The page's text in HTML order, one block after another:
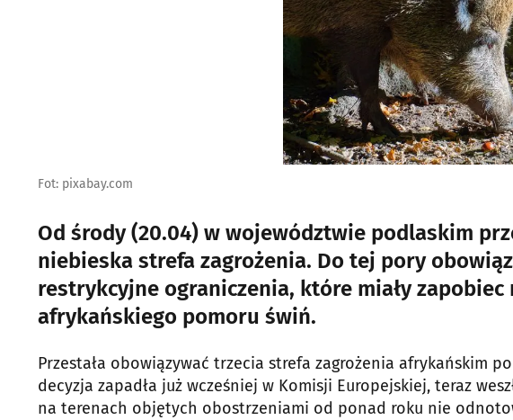
Fot: pixabay.com
Od środy (20.04) w województwie podlaskim
niebieska strefa zagrożenia. Do tej pory
restrykcyjne ograniczenia, które miały
afrykańskiego pomoru świń.
Przestała obowiązywać trzecia strefa zagrożenia afrykańskim
decyzja zapadła już wcześniej w Komisji Europejskiej, teraz
na terenach objętych obostrzeniami od ponad roku nie